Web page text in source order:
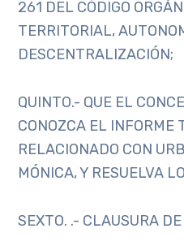
261 DEL CÓDIGO
TERRITORIAL,
DESCENTRALIZACIÓN;
QUINTO.- QUE EL
CONOZCA EL INFORME
RELACIONADO CON
MÓNICA, Y RESUELVA
SEXTO. .- CLAUSURA